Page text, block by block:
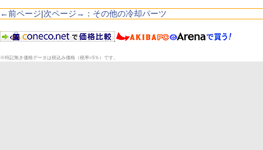
←前ページ|次ページ→：その他の冷却パーツ
※特記無き価格データは税込み価格（税率=5％）です。